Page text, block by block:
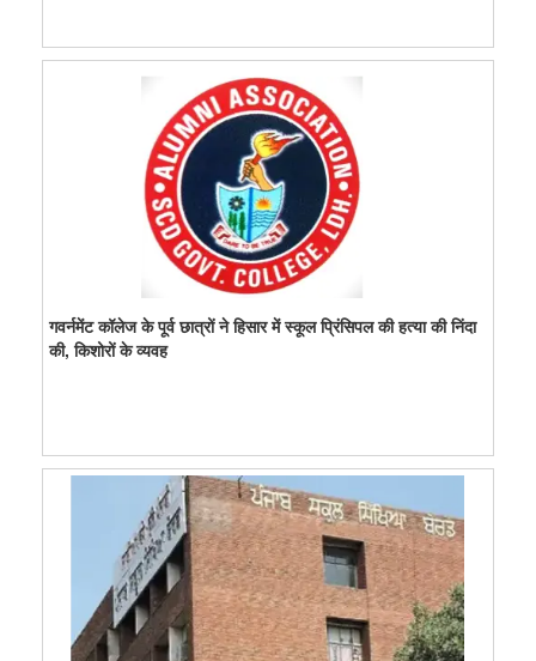
गवर्नमेंट कॉलेज के पूर्व छात्रों ने हिसार में स्कूल प्रिंसिपल की हत्या की निंदा
की, किशोरों के व्यवह